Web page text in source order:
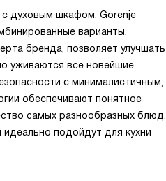
духовым шкафом. Gorenje
варианты.
бренда, позволяет улучшать
уживаются все новейшие
с минималистичным,
обеспечивают понятное
самых разнообразных блюд.
подойдут для кухни